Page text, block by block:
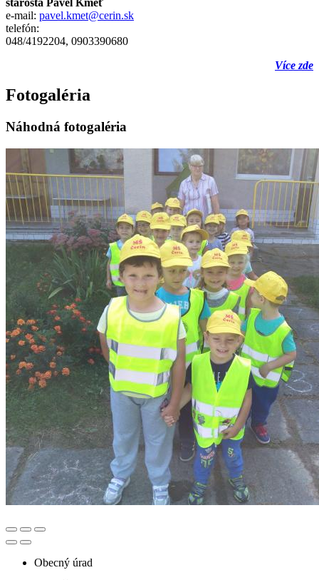
e-mail: pavel.kmet@cerin.sk
telefón:
048/4192204, 0903390680
Více zde
Fotogaléria
Náhodná fotogaléria
Obecný úrad